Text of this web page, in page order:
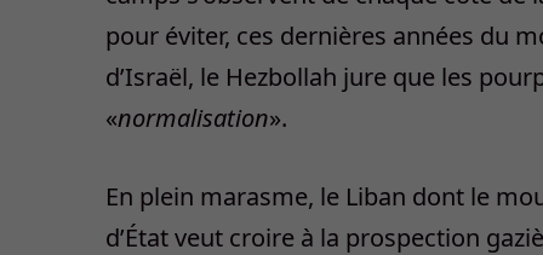
pour éviter, ces dernières années du
d’Israël, le Hezbollah jure que les
«normalisation».
En plein marasme, le Liban dont le
d’État veut croire à la prospection